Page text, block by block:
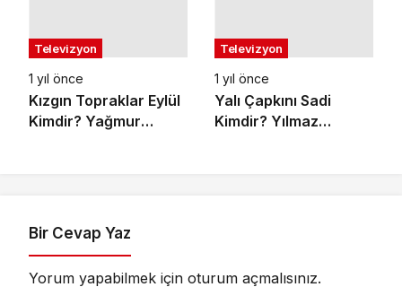
Televizyon
1 yıl önce
Kızgın Topraklar Eylül
Kimdir? Yağmur
Televizyon
1 yıl önce
Yalı Çapkını Sadi
Kimdir? Yılmaz
Bir Cevap Yaz
Yorum yapabilmek için oturum açmalısınız.